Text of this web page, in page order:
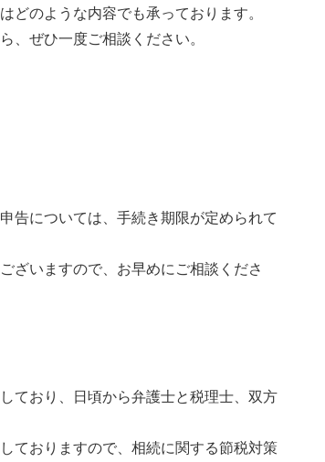
どのような内容でも承っております。
、ぜひ一度ご相談ください。
告については、手続き期限が定められて
ざいますので、お早めにご相談くださ
ており、日頃から弁護士と税理士、双方
ておりますので、相続に関する節税対策